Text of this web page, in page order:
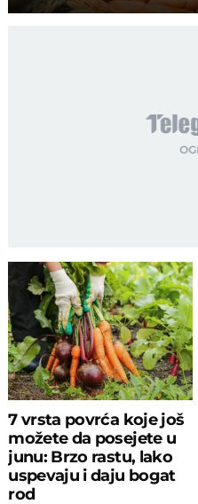
7 vrsta povrća koje još
možete da posejete u
junu: Brzo rastu, lako
uspevaju i daju bogat
rod